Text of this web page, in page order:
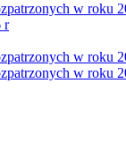
w roku
r
w roku
w roku